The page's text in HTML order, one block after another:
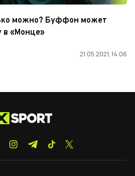
можно? Буффон может
в «Монце»
21.05.2021, 14:06